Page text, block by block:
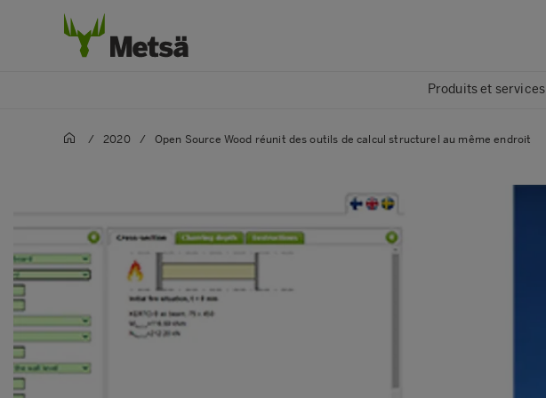
Produits et services
/ 2020 / Open Source Wood réunit des outils de calcul structurel au même endroit